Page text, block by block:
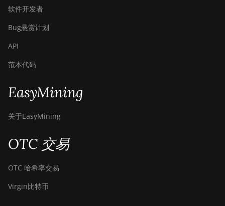
软件开发者
Bug悬赏计划
API
范本代码
EasyMining
关于EasyMining
OTC 交易
OTC 哈希率交易
Virgin比特币